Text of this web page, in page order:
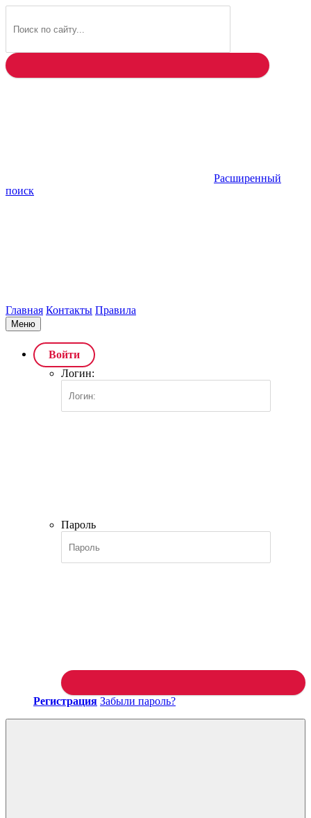
Расширенный
поиск
Главная Контакты Правила
Меню
Войти
Логин:
Пароль
Регистрация Забыли пароль?